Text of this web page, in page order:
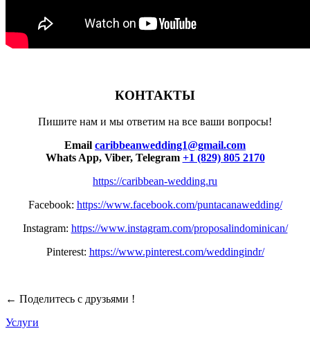
КОНТАКТЫ
Пишите нам и мы ответим на все ваши вопросы!
Email caribbeanwedding1@gmail.com
Whats App, Viber, Telegram +1 (829) 805 2170
https://caribbean-wedding.ru
Facebook: https://www.facebook.com/puntacanawedding/
Instagram: https://www.instagram.com/proposalindominican/
Pinterest: https://www.pinterest.com/weddingindr/
← Поделитесь с друзьями !
Услуги